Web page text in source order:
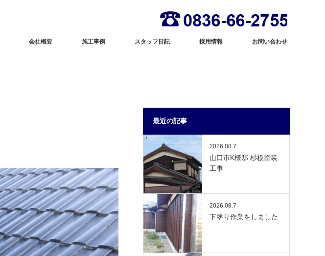
会社概要 施工事例 スタッフ日記 採用情報 お問い合わせ
最近の記事
2026.08.7
山口市K様邸 杉板塗装
工事
2026.08.7
下塗り作業をしました